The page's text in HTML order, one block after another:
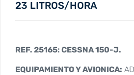
23 LITROS/HORA
REF. 25165: CESSNA 150-J.
EQUIPAMIENTO Y AVIONICA: